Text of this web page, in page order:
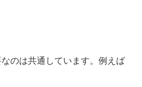
のは共通しています。例えば